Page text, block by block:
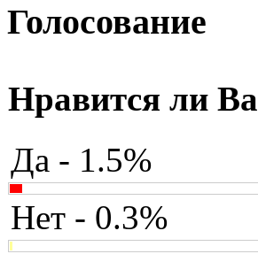
Голосование
Нравится ли
Да - 1.5%
Нет - 0.3%